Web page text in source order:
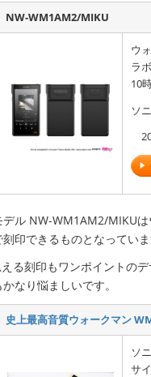
NW-WM1AM2/MIKU
ウ
ラ
10
ソ
デル NW-WM1AM2/MIKU
印できるものとなっていま
る刻印もワンポイントの
なり悩ましいです。
史上最高音質ウォークマン
ソ
サ